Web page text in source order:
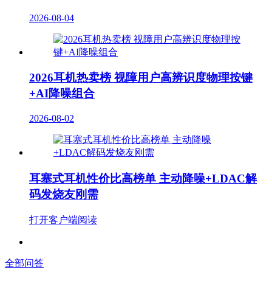
2026-08-04
2026耳机热卖榜 视障用户高辨识度物理按键
+AI降噪组合
2026-08-02
耳塞式耳机性价比高榜单 主动降噪+LDAC解
码发烧友刚需
打开客户端阅读
全部问答